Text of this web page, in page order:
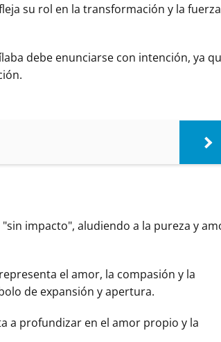
su rol en la transformación y la fuerza
debe enunciarse con intención, ya
impacto", aludiendo a la pureza y
el amor, la compasión y la
de expansión y apertura.
a profundizar en el amor propio y la